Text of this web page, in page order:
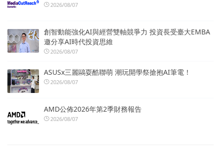
2026/08/07
創智動能強化AI與經營雙軸競爭力 投資長受臺大EMBA
邀分享AI時代投資思維
2026/08/07
ASUSx三麗鷗耍酷聯萌 潮玩開學祭搶抱AI筆電！
2026/08/07
AMD公佈2026年第2季財務報告
2026/08/07